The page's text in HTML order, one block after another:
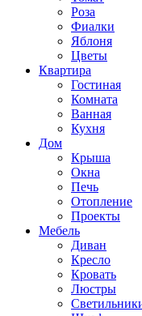
Роза
Фиалки
Яблоня
Цветы
Квартира
Гостиная
Комната
Ванная
Кухня
Дом
Крыша
Окна
Печь
Отопление
Проекты
Мебель
Диван
Кресло
Кровать
Люстры